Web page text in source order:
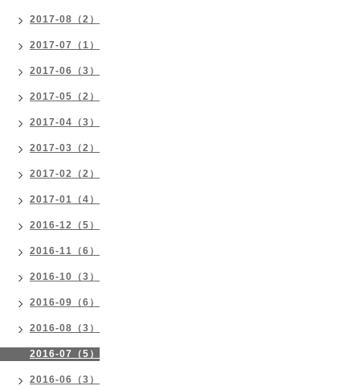
2017-08（2）
2017-07（1）
2017-06（3）
2017-05（2）
2017-04（3）
2017-03（2）
2017-02（2）
2017-01（4）
2016-12（5）
2016-11（6）
2016-10（3）
2016-09（6）
2016-08（3）
2016-07（5）
2016-06（3）